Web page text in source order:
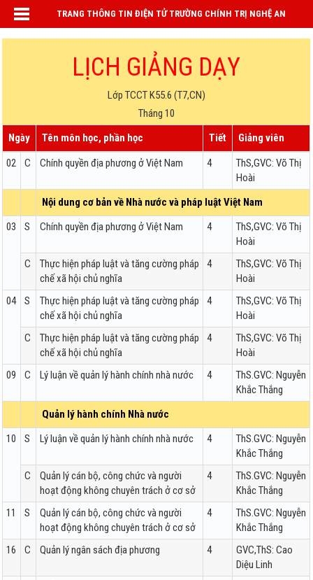
TRANG THÔNG TIN ĐIỆN TỬ TRƯỜNG CHÍNH TRỊ NGHỆ AN
LỊCH GIẢNG DẠY
Lớp TCCT K55.6 (T7,CN)
Tháng 10
Ngày
Tên môn học, phần học Tiết
Giảng viên
02
C Chính quyền địa phương ở Việt Nam 4
ThS,GVC: Võ Thị
Hoài
Nội dung cơ bản về Nhà nước và pháp luật Việt Nam
03
S Chính quyền địa phương ở Việt Nam 4
ThS,GVC: Võ Thị
Hoài
C
Thực hiện pháp luật và tăng cường pháp
chế xã hội chủ nghĩa
4
ThS,GVC: Võ Thị
Hoài
04
S
Thực hiện pháp luật và tăng cường pháp
chế xã hội chủ nghĩa
4
ThS,GVC: Võ Thị
Hoài
C
Thực hiện pháp luật và tăng cường pháp
chế xã hội chủ nghĩa
4
ThS,GVC: Võ Thị
Hoài
09
C Lý luận về quản lý hành chính nhà nước 4
ThS.GVC: Nguyễn
Khắc Thắng
Quản lý hành chính Nhà nước
10
S Lý luận về quản lý hành chính nhà nước 4
ThS.GVC: Nguyễn
Khắc Thắng
C
Quản lý cán bộ, công chức và người
hoạt động không chuyên trách ở cơ sở
4
ThS.GVC: Nguyễn
Khắc Thắng
11
S
Quản lý cán bộ, công chức và người
hoạt động không chuyên trách ở cơ sở
4
ThS.GVC: Nguyễn
Khắc Thắng
16
C Quản lý ngân sách địa phương 4
GVC,ThS: Cao
Diệu Linh